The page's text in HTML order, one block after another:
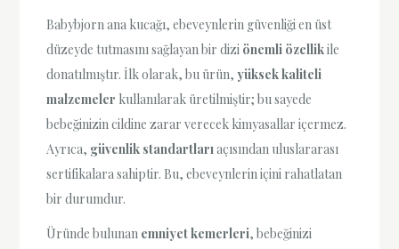
Babybjorn ana kucağı, ebeveynlerin güvenliği en üst
düzeyde tutmasını sağlayan bir dizi önemli özellikile
donatılmıştır. İlk olarak, bu ürün,yüksek kaliteli
malzemeler kullanılarak üretilmiştir; bu sayede
bebeğinizin cildine zarar verecek kimyasallar içermez.
Ayrıca, güvenlik standartlarıaçısından uluslararası
sertifikalara sahiptir. Bu, ebeveynlerin içini rahatlatan
bir durumdur.
Üründe bulunan emniyet kemerleri, bebeğinizi